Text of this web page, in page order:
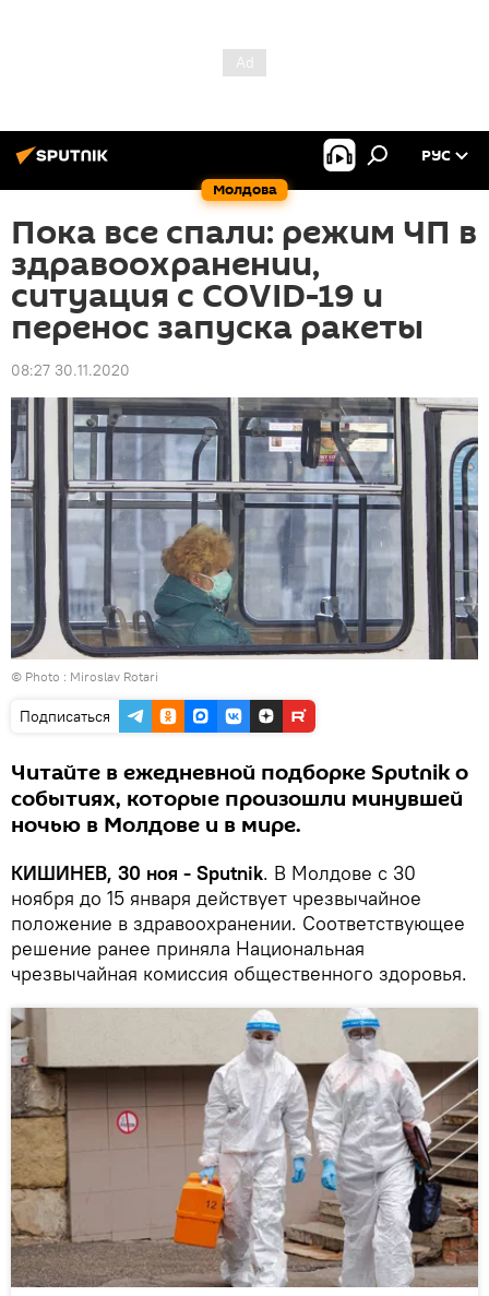
Молдова
РУС
Пока все спали: режим ЧП в
здравоохранении,
ситуация с COVID-19 и
перенос запуска ракеты
08:27 30.11.2020
© Photo : Miroslav Rotari
Подписаться
Читайте в ежедневной подборке Sputnik о
событиях, которые произошли минувшей
ночью в Молдове и в мире.
КИШИНЕВ, 30 ноя - Sputnik. В Молдове с 30
ноября до 15 января действует чрезвычайное
положение в здравоохранении. Соответствующее
решение ранее приняла Национальная
чрезвычайная комиссия общественного здоровья.